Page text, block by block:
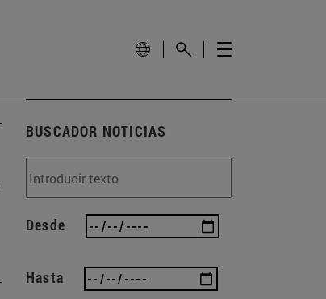
BUSCADOR NOTICIAS
Desde
Hasta